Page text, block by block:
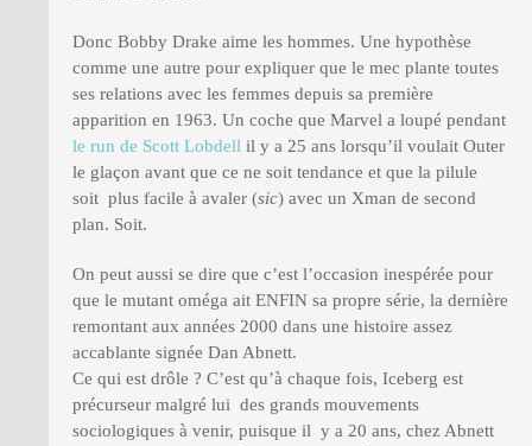
Donc Bobby Drake aime les hommes. Une hypothèse
comme une autre pour expliquer que le mec plante toutes
ses relations avec les femmes depuis sa première
apparition en 1963. Un coche que Marvel a loupé pendant
le run de Scott Lobdell il y a 25 ans lorsqu’il voulait Outer
le glaçon avant que ce ne soit tendance et que la pilule
soit plus facile à avaler (sic) avec un Xman de second
plan. Soit.
On peut aussi se dire que c’est l’occasion inespérée pour
que le mutant oméga ait ENFIN sa propre série, la dernière
remontant aux années 2000 dans une histoire assez
accablante signée Dan Abnett.
Ce qui est drôle ? C’est qu’à chaque fois, Iceberg est
précurseur malgré lui des grands mouvements
sociologiques à venir, puisque il y a 20 ans, chez Abnett